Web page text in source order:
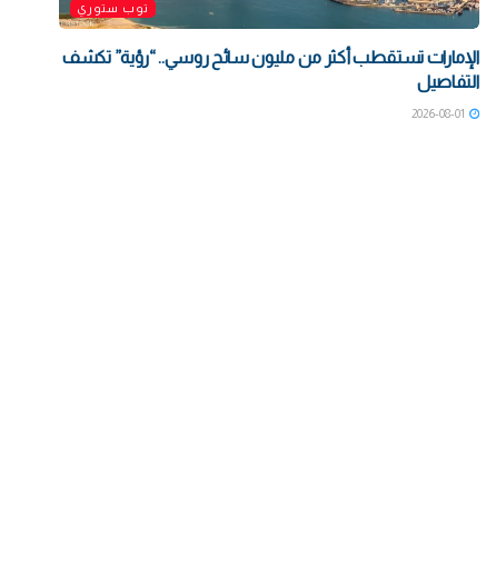
توب ستوري
الإمارات تستقطب أكثر من مليون سائح روسي.. “رؤية” تكشف
التفاصيل